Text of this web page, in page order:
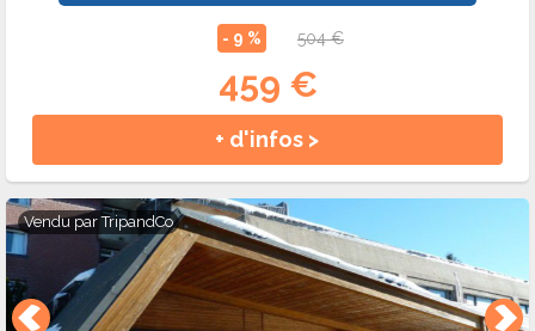
- 9 % 504 €
459 €
+ d'infos >
Vendu parTripandCo